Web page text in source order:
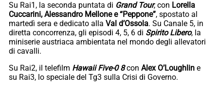
Su Rai1, la seconda puntata di Grand Tour, con Lorella
Cuccarini, Alessandro Mellone e “Peppone”, spostato al
martedì sera e dedicato alla Val d’Ossola. Su Canale 5, in
diretta concorrenza, gli episodi 4, 5, 6 di Spirito Libero, la
miniserie austriaca ambientata nel mondo degli allevatori
di cavalli.
Su Rai2, il telefilm Hawaii Five-0 8con Alex O’Loughlin e
su Rai3, lo speciale del Tg3 sulla Crisi di Governo.